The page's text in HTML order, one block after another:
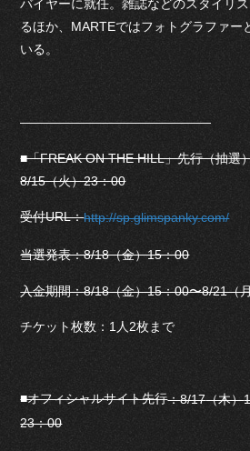
バイヤーに就任。雑誌などのスタイリ
るほか、MARTEではフォトグラファー
いる。
―――――――――――――――
■「FREAK ON THE HILL」先行（抽選
8/15（火）23：00
受付URL：http://sp.glimspanky.com/
当選発表：8/18（金）15：00
入金期間：8/18（金）15：00〜8/21（
チケット枚数：1人2枚まで
■オフィシャルサイト先行：8/17（木）
23：00